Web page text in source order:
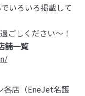
いろいろ掲載して
ごしください～！
舗一覧
各店（EneJet名護